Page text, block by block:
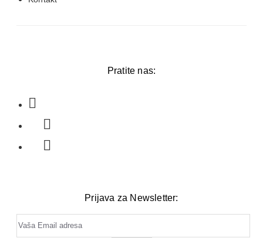
Pratite nas:
Prijava za Newsletter: